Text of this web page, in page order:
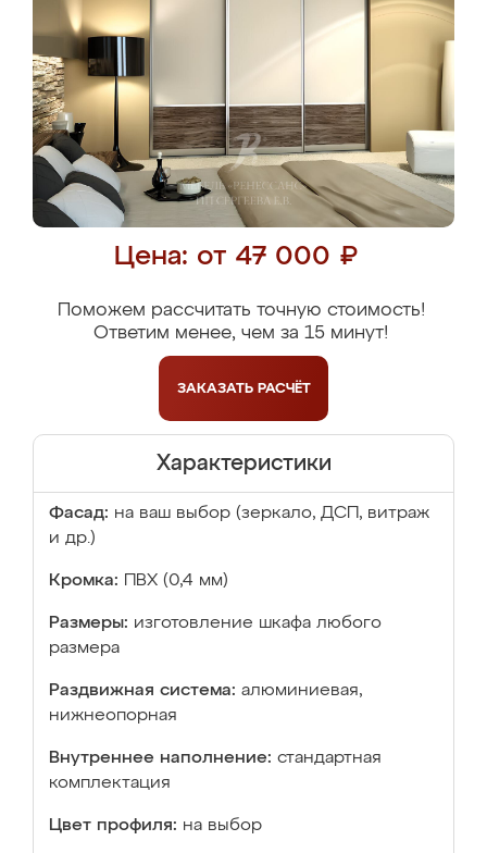
Цена: от 47 000 ₽
Поможем рассчитать точную стоимость!
Ответим менее, чем за 15 минут!
ЗАКАЗАТЬ РАСЧЁТ
Характеристики
Фасад: на ваш выбор (зеркало, ДСП, витраж
и др.)
Кромка: ПВХ (0,4 мм)
Размеры: изготовление шкафа любого
размера
Раздвижная система: алюминиевая,
нижнеопорная
Внутреннее наполнение: стандартная
комплектация
Цвет профиля: на выбор